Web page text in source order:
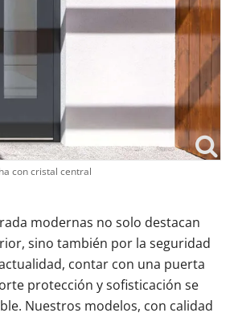
con cristal central
modernas no solo destacan
sino también por la seguridad
contar con una puerta
protección y sofisticación se
Nuestros modelos, con calidad